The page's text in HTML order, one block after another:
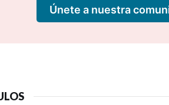
Únete a nuestra